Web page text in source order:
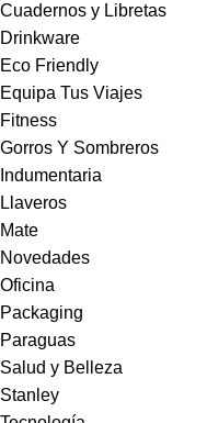
Cuadernos y Libretas
Drinkware
Eco Friendly
Equipa Tus Viajes
Fitness
Gorros Y Sombreros
Indumentaria
Llaveros
Mate
Novedades
Oficina
Packaging
Paraguas
Salud y Belleza
Stanley